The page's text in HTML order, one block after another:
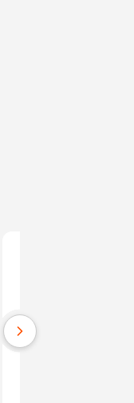
professionnels,
pédagogues,